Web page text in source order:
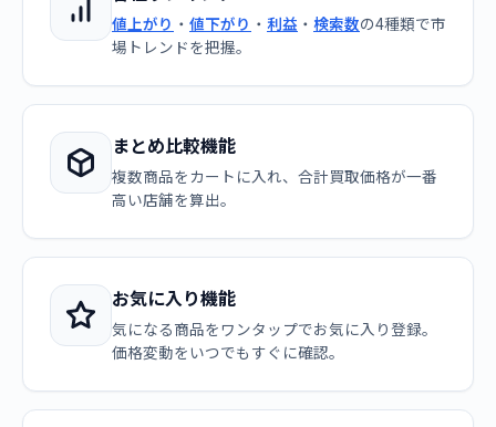
値上がり ・ 値下がり ・ 利益 ・ 検索数の4種類で市
場トレンドを把握。
まとめ比較機能
複数商品をカートに入れ、合計買取価格が一番
高い店舗を算出。
お気に入り機能
気になる商品をワンタップでお気に入り登録。
価格変動をいつでもすぐに確認。